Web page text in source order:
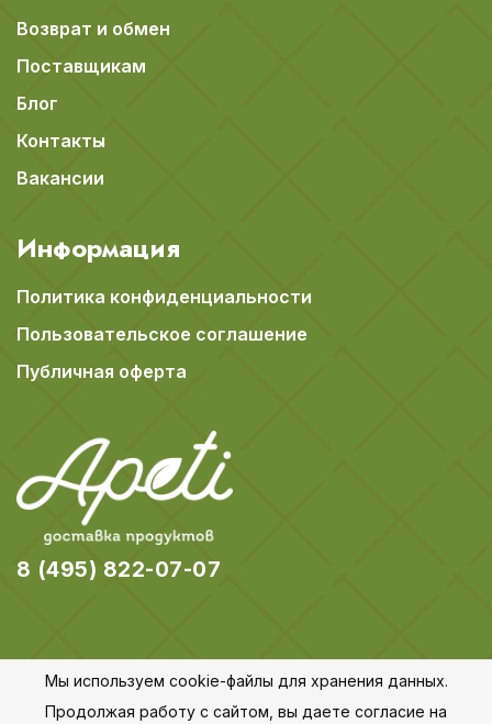
Возврат и обмен
Поставщикам
Блог
Контакты
Вакансии
Информация
Политика конфиденциальности
Пользовательское соглашение
Публичная оферта
8 (495) 822-07-07
© 2018-2026 Apeti.ru,Карта сайта
Мы используем cookie-файлы для хранения данных.
Продолжая работу с сайтом, вы даете согласие на